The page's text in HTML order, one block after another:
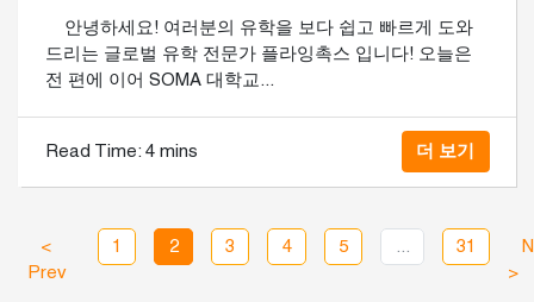
안녕하세요! 여러분의 유학을 보다 쉽고 빠르게 도와
드리는 글로벌 유학 전문가 플라잉촉스 입니다! 오늘은
전 편에 이어 SOMA 대학교...
Read Time: 4 mins 더 보기
<
Prev
1 2 3 4 5 31
>